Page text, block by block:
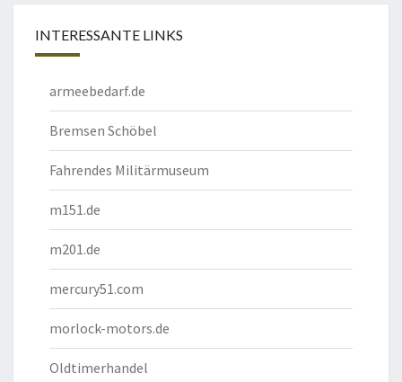
INTERESSANTE LINKS
armeebedarf.de
Bremsen Schöbel
Fahrendes Militärmuseum
m151.de
m201.de
mercury51.com
morlock-motors.de
Oldtimerhandel